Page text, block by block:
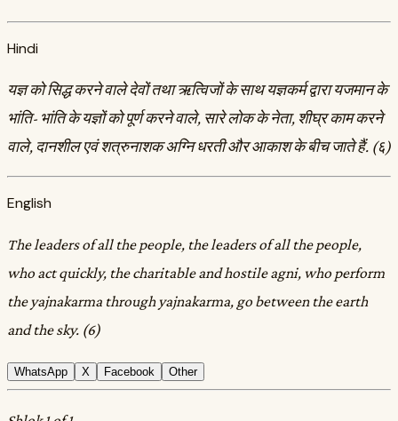
Hindi
यज्ञ को सिद्ध करने वाले देवों तथा ऋत्विजों के साथ यज्ञकर्म द्वारा यजमान के
भांति- भांति के यज्ञों को पूर्ण करने वाले, सारे लोक के नेता, शीघ्र काम करने
वाले, दानशील एवं शत्रुनाशक अग्नि धरती और आकाश के बीच जाते हैं. (६)
English
The leaders of all the people, the leaders of all the people,
who act quickly, the charitable and hostile agni, who perform
the yajnakarma through yajnakarma, go between the earth
and the sky. (6)
WhatsApp X Facebook Other